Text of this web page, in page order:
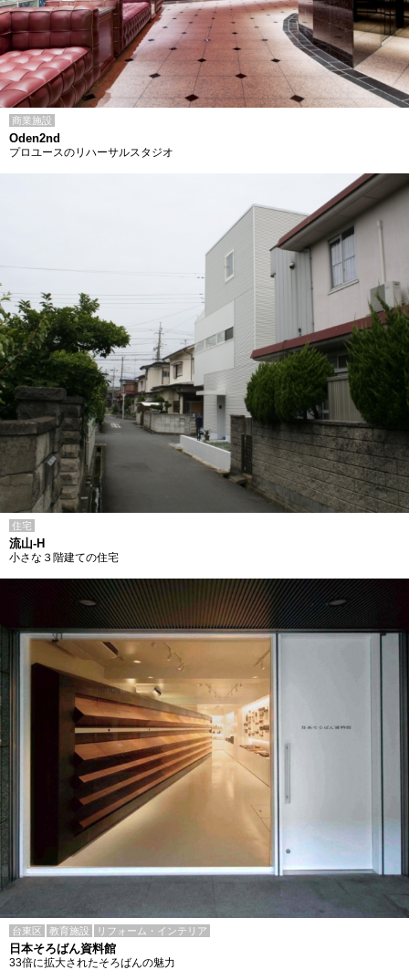
商業施設
Oden2nd
プロユースのリハーサルスタジオ
住宅
流山-H
小さな３階建ての住宅
台東区 教育施設 リフォーム・インテリア
日本そろばん資料館
33倍に拡大されたそろばんの魅力